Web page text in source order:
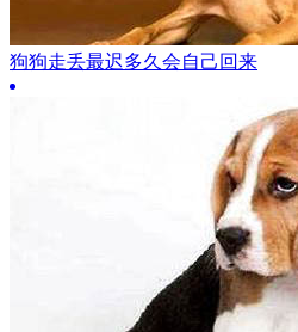
狗狗走丢最迟多久会自己回来